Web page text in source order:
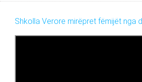
Shkolla Verore mirëpret fëmijët nga